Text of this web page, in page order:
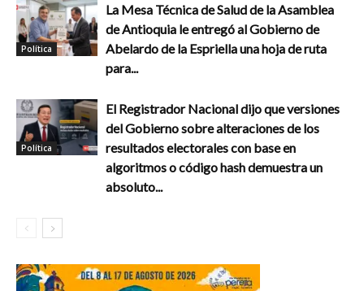
Política
La Mesa Técnica de Salud de la Asamblea
de Antioquia le entregó al Gobierno de
Abelardo de la Espriella una hoja de ruta
para...
Política
El Registrador Nacional dijo que versiones
del Gobierno sobre alteraciones de los
resultados electorales con base en
algoritmos o código hash demuestra un
absoluto...